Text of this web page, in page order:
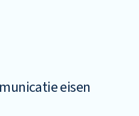
eisen